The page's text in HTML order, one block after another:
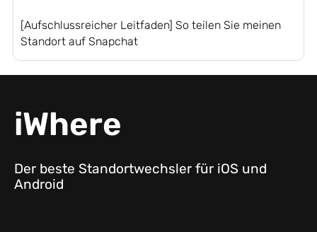
[Aufschlussreicher Leitfaden] So teilen Sie meinen
Standort auf Snapchat
iWhere
Der beste Standortwechsler für iOS und
Android